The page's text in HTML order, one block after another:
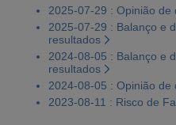
2025-07-29 : Opinião de
2025-07-29 : Balanço e
resultados
2024-08-05 : Balanço e
resultados
2024-08-05 : Opinião de
2023-08-11 : Risco de